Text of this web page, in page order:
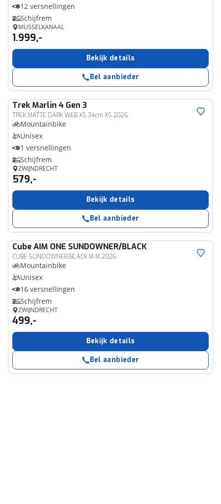
12 versnellingen
Schijfrem
MUSSELKANAAL
1.999,-
Bekijk details
Bel aanbieder
TrekMarlin 4 Gen 3
TREK MATTE DARK WEB XS 34cm XS 2026
Mountainbike
Unisex
1 versnellingen
Schijfrem
ZWIJNDRECHT
579,-
Bekijk details
Bel aanbieder
CubeAIM ONE SUNDOWNER/BLACK
CUBE SUNDOWNER/BLACK M M 2026
Mountainbike
Unisex
16 versnellingen
Schijfrem
ZWIJNDRECHT
499,-
Bekijk details
Bel aanbieder